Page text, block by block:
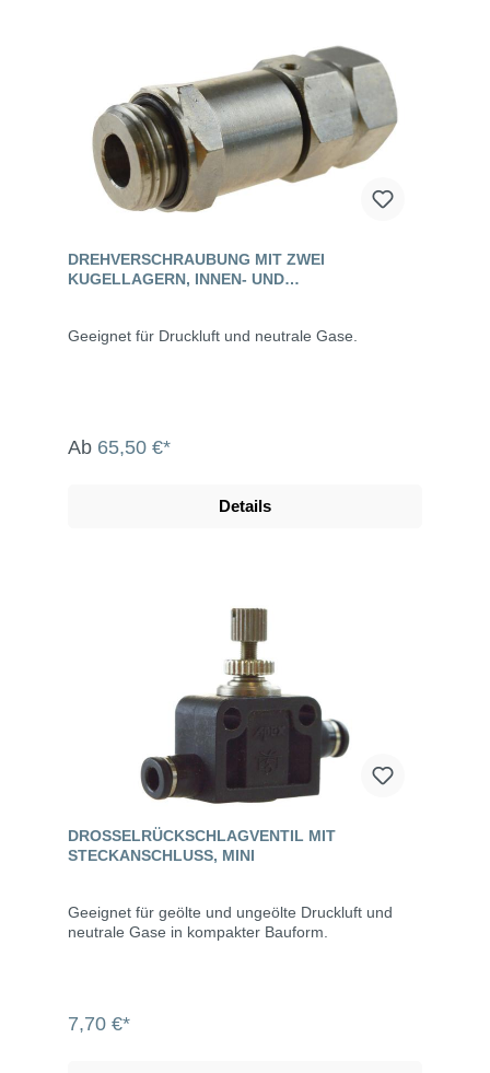
DREHVERSCHRAUBUNG MIT ZWEI
KUGELLAGERN, INNEN- UND
Geeignet für Druckluft und neutrale Gase.
Ab 65,50 €*
Details
DROSSELRÜCKSCHLAGVENTIL MIT
STECKANSCHLUSS, MINI
Geeignet für geölte und ungeölte Druckluft und
neutrale Gase in kompakter Bauform.
7,70 €*